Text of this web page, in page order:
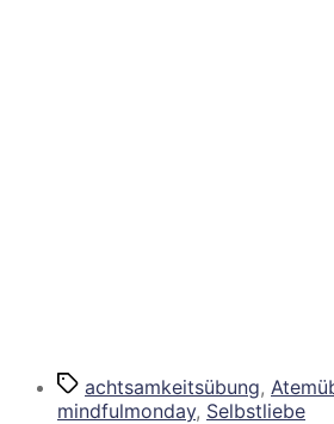
Schlagwörter
achtsamkeitsübung,
mindfulmonday, Selbstliebe